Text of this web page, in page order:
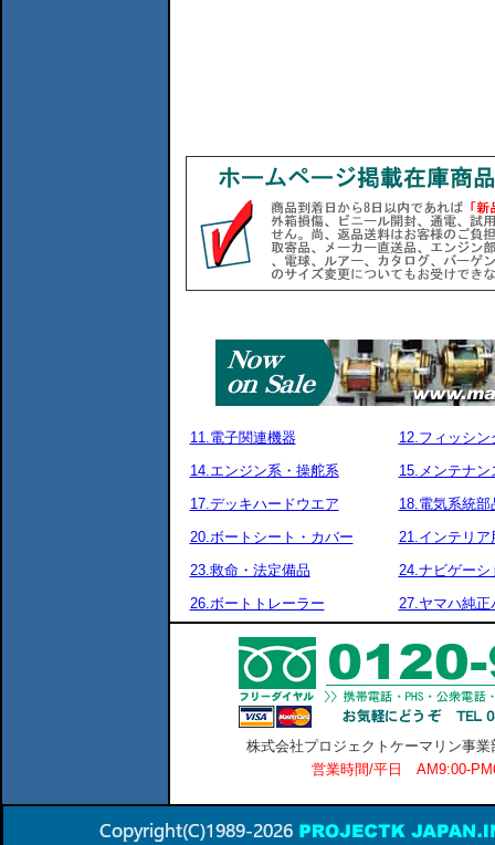
11.電子関連機器
12.フィッシン
14.エンジン系・操舵系
15.メンテナン
17.デッキハードウエア
18.電気系統部
20.ボートシート・カバー
21.インテリア
23.救命・法定備品
24.ナビゲーシ
26.ボートトレーラー
27.ヤマハ純正
株式会社プロジェクトケーマリン事
営業時間/平日 AM9:00-